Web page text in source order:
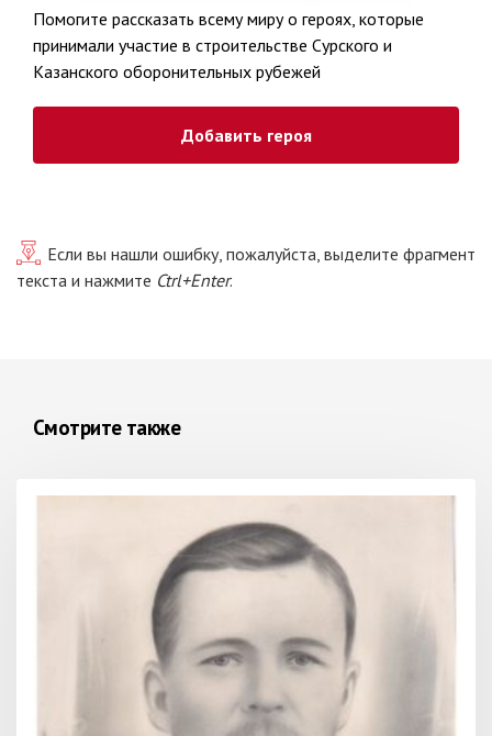
Помогите рассказать всему миру о героях, которые
принимали участие в строительстве Сурского и
Казанского оборонительных рубежей
Добавить героя
Если вы нашли ошибку, пожалуйста, выделите фрагмент
текста и нажмите Ctrl+Enter.
Смотрите также